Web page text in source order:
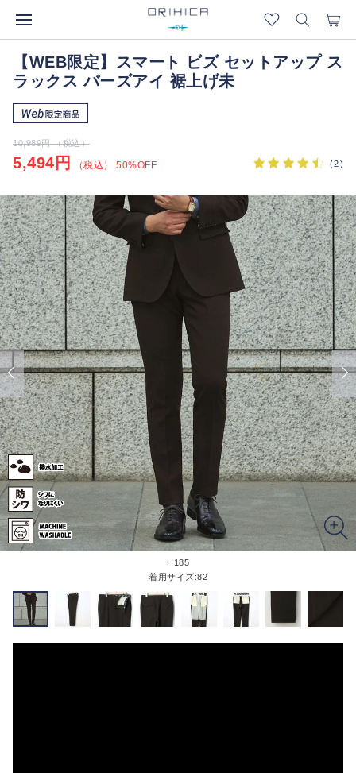
【WEB限定】スマート ビズ セットアップ ス
ラックス バーズアイ 裾上げ未
10,989円 （税込）
5,494円 （税込） 50%OFF (2)
H185
着用サイズ:82